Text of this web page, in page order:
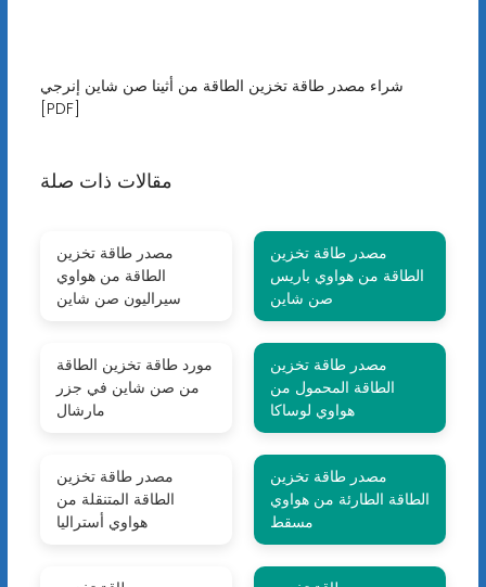
شراء مصدر طاقة تخزين الطاقة من أثينا صن شاين إنرجي
[PDF]
مقالات ذات صلة
مصدر طاقة تخزين
الطاقة من هواوي
سيراليون صن شاين
مصدر طاقة تخزين
الطاقة من هواوي باريس
صن شاين
مورد طاقة تخزين الطاقة
من صن شاين في جزر
مارشال
مصدر طاقة تخزين
الطاقة المحمول من
هواوي لوساكا
مصدر طاقة تخزين
الطاقة المتنقلة من
هواوي أستراليا
مصدر طاقة تخزين
الطاقة الطارئة من هواوي
مسقط